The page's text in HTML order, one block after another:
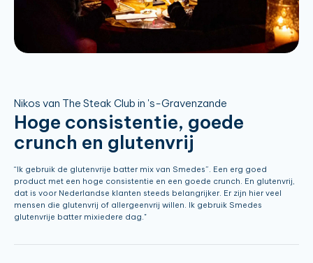
Nikos van The Steak Club in 's-Gravenzande
Hoge consistentie, goede
crunch en glutenvrij
“Ik gebruik de glutenvrije batter mix van Smedes”. Een erg goed
product met een hoge consistentie en een goede crunch. En glutenvrij,
dat is voor Nederlandse klanten steeds belangrijker. Er zijn hier veel
mensen die glutenvrij of allergeenvrij willen. Ik gebruik Smedes
glutenvrije batter mixiedere dag."